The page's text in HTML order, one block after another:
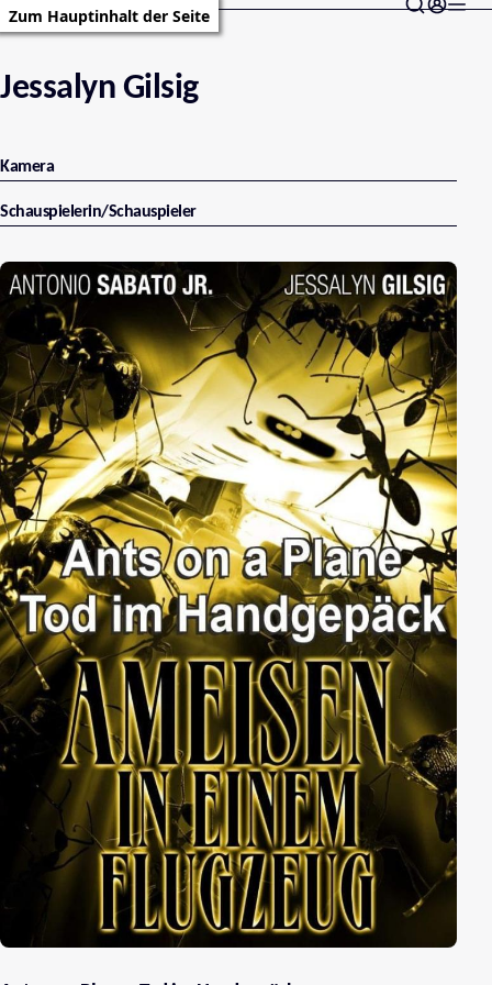
Zum Hauptinhalt der Seite
Jessalyn Gilsig
Kamera
Schauspielerin/Schauspieler